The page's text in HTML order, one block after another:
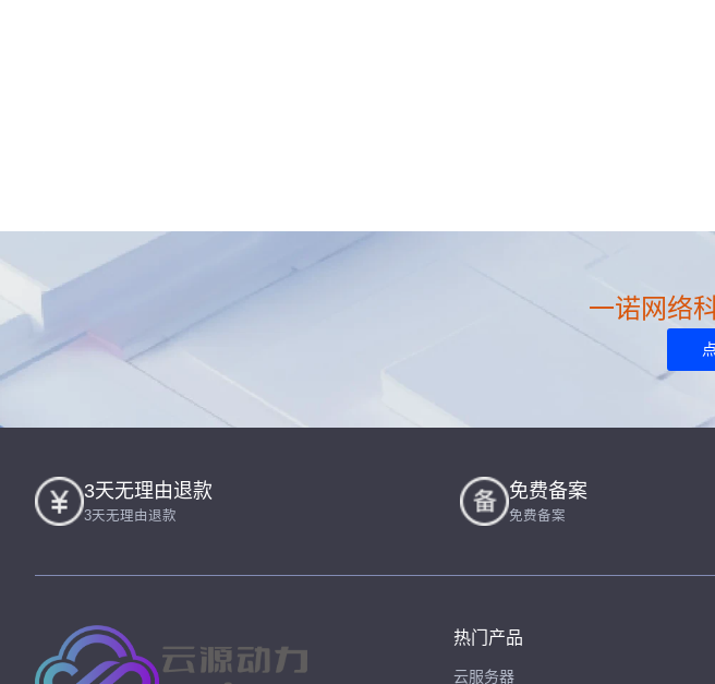
一诺网络
3天无理由退款
3天无理由退款
免费备案
免费备案
热门产品
云服务器